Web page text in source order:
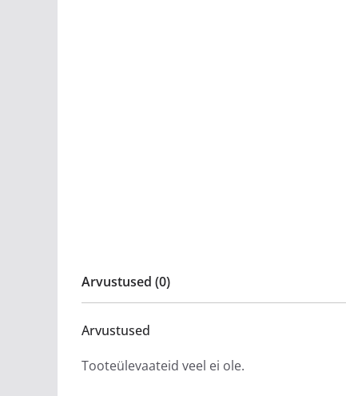
Arvustused (0)
Arvustused
Tooteülevaateid veel ei ole.